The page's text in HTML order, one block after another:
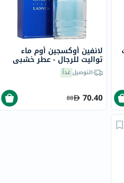
لانفين أوكسجين أوم ماء
تواليت للرجال - عطر خشبي
منعش 100 مل
التوصيلغداً
70.40
88